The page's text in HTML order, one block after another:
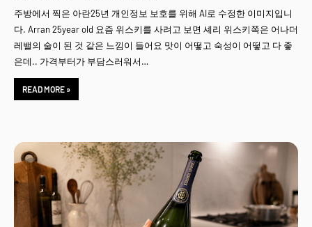
주방에서 찍은 아란25년 개인정보 보호를 위해 AI로 수정한 이미지입니
다. Arran 25year old 요즘 위스키를 사려고 보면 셰리 위스키쪽은 어나더
레밸의 술이 된 것 같은 느낌이 들어요 맛이 어떻고 숙성이 어떻고 다 좋
은데.. 가격부터가 부담스러워서…
READ MORE »